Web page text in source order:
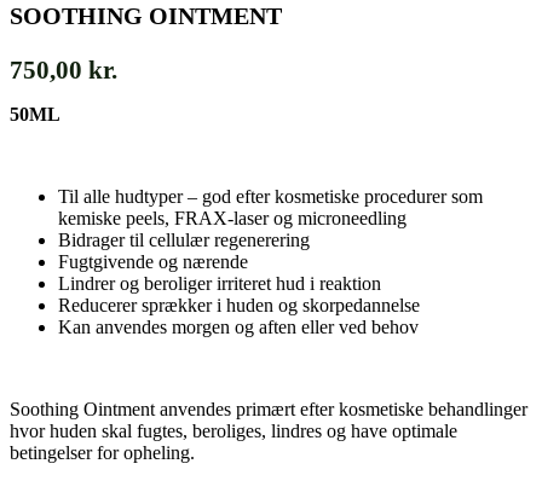
SOOTHING OINTMENT
750,00 kr.
50ML
Til alle hudtyper – god efter kosmetiske procedurer som
kemiske peels, FRAX-laser og microneedling
Bidrager til cellulær regenerering
Fugtgivende og nærende
Lindrer og beroliger irriteret hud i reaktion
Reducerer sprækker i huden og skorpedannelse
Kan anvendes morgen og aften eller ved behov
Soothing Ointment anvendes primært efter kosmetiske behandlinger
hvor huden skal fugtes, beroliges, lindres og have optimale
betingelser for opheling.